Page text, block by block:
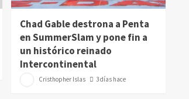
Chad Gable destrona a Penta
en SummerSlam y pone fin a
un histórico reinado
Intercontinental
Cristhopher Islas 3 días hace